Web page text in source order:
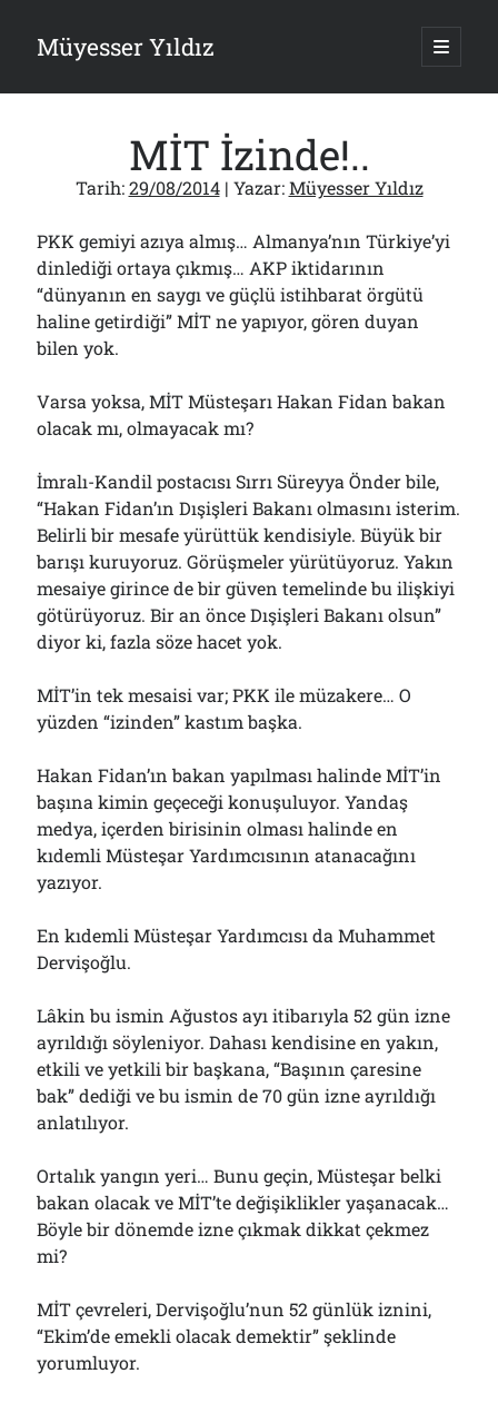
Müyesser Yıldız ana
Yan
Menü
Son Yazılar
Gazi’den Milletvekillerine Kurşun Gibi Sözler!..
07/08/2026
Türkiye 2.0’a Gidiş!..
05/08/2026
03/08/2026
Er Gaziler 20 Gün Sonra Gelen MSB Heyetine Böyle İsyan Etti:“Bizi
Papazın “Komutanı” Ayasofya ve Patrikhane İçin ABD’yi Göreve
Çağırdı!..
31/07/2026
Arşivler
Arşivler
MİT İzinde!..
Tarih:29/08/2014| Yazar:Müyesser Yıldız
PKK gemiyi azıya almış… Almanya’nın Türkiye’yi
dinlediği ortaya çıkmış… AKP iktidarının
“dünyanın en saygı ve güçlü istihbarat örgütü
haline getirdiği” MİT ne yapıyor, gören duyan
bilen yok.
Varsa yoksa, MİT Müsteşarı Hakan Fidan bakan
olacak mı, olmayacak mı?
İmralı-Kandil postacısı Sırrı Süreyya Önder bile,
“Hakan Fidan’ın Dışişleri Bakanı olmasını isterim.
Belirli bir mesafe yürüttük kendisiyle. Büyük bir
barışı kuruyoruz. Görüşmeler yürütüyoruz. Yakın
mesaiye girince de bir güven temelinde bu ilişkiyi
götürüyoruz. Bir an önce Dışişleri Bakanı olsun”
diyor ki, fazla söze hacet yok.
MİT’in tek mesaisi var; PKK ile müzakere… O
yüzden “izinden” kastım başka.
Hakan Fidan’ın bakan yapılması halinde MİT’in
başına kimin geçeceği konuşuluyor. Yandaş
medya, içerden birisinin olması halinde en
kıdemli Müsteşar Yardımcısının atanacağını
yazıyor.
En kıdemli Müsteşar Yardımcısı da Muhammet
Dervişoğlu.
Lâkin bu ismin Ağustos ayı itibarıyla 52 gün izne
ayrıldığı söyleniyor. Dahası kendisine en yakın,
etkili ve yetkili bir başkana, “Başının çaresine
bak” dediği ve bu ismin de 70 gün izne ayrıldığı
anlatılıyor.
Ortalık yangın yeri… Bunu geçin, Müsteşar belki
bakan olacak ve MİT’te değişiklikler yaşanacak…
Böyle bir dönemde izne çıkmak dikkat çekmez
mi?
MİT çevreleri, Dervişoğlu’nun 52 günlük iznini,
“Ekim’de emekli olacak demektir” şeklinde
yorumluyor.